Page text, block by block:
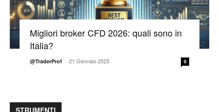
Migliori broker CFD 2026: quali sono in
Italia?
@TraderProf - 21 Gennaio 2025 0
STRUMENTI